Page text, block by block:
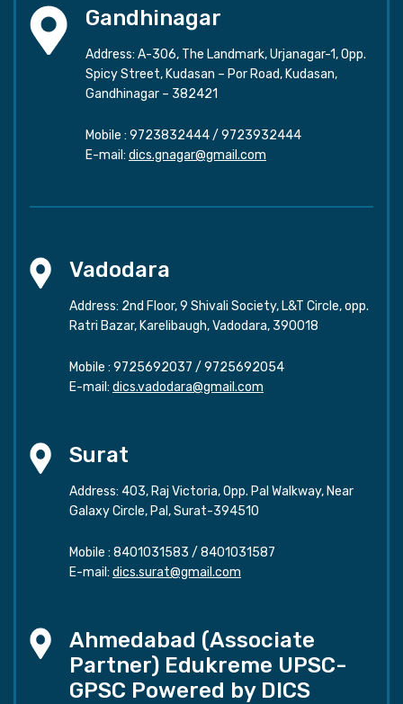
Gandhinagar
Address: A-306, The Landmark, Urjanagar-1, Opp.
Spicy Street, Kudasan – Por Road, Kudasan,
Gandhinagar – 382421
Mobile : 9723832444/ 9723932444
E-mail: dics.gnagar@gmail.com
Vadodara
Address: 2nd Floor, 9 Shivali Society, L&T Circle, opp.
Ratri Bazar, Karelibaugh, Vadodara, 390018
Mobile : 9725692037 / 9725692054
E-mail: dics.vadodara@gmail.com
Surat
Address: 403, Raj Victoria, Opp. Pal Walkway, Near
Galaxy Circle, Pal, Surat-394510
Mobile : 8401031583 / 8401031587
E-mail: dics.surat@gmail.com
Ahmedabad (Associate
Partner) Edukreme UPSC-
GPSC Powered by DICS